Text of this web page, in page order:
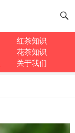
红茶知识
花茶知识
关于我们